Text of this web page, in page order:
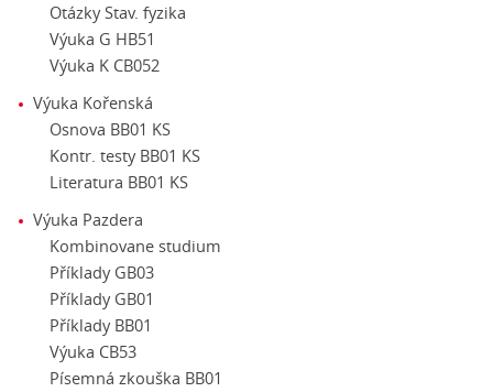
Otázky Stav. fyzika
Výuka G HB51
Výuka K CB052
Výuka Kořenská
Osnova BB01 KS
Kontr. testy BB01 KS
Literatura BB01 KS
Výuka Pazdera
Kombinovane studium
Příklady GB03
Příklady GB01
Příklady BB01
Výuka CB53
Písemná zkouška BB01